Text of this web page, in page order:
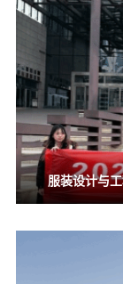
服装设计与